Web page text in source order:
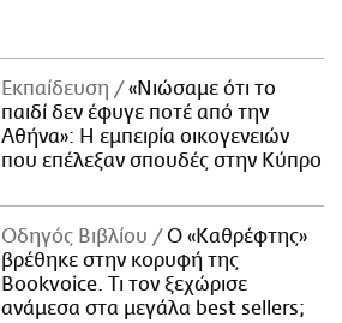
Εκπαίδευση
«Νιώσαμε ότι το
παιδί δεν έφυγε ποτέ από την
Αθήνα»: Η εμπειρία οικογενειών
που επέλεξαν σπουδές στην Κύπρο
Οδηγός Βιβλίου
Ο «Καθρέφτης»
βρέθηκε στην κορυφή της
Bookvoice. Τι τον ξεχώρισε
ανάμεσα στα μεγάλα best sellers;